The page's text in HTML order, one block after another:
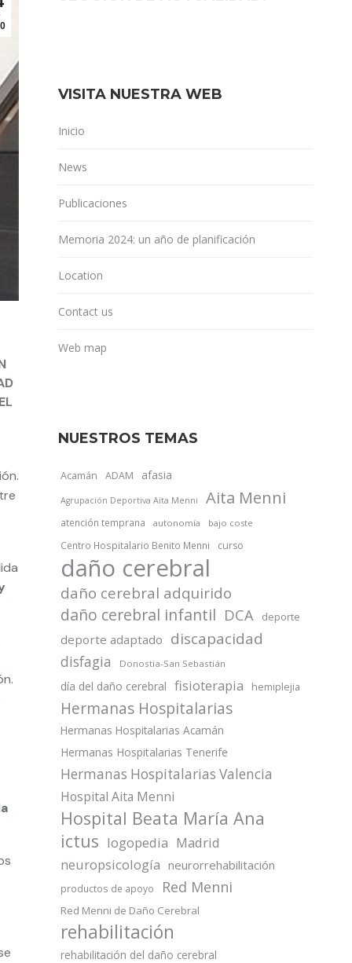
VISITA NUESTRA WEB
Inicio
News
Publicaciones
Memoria 2024: un año de planificación
Location
Contact us
Web map
NUESTROS TEMAS
Acamán ADAM afasia
Agrupación Deportiva Aita Menni Aita Menni
atención temprana autonomía bajo coste
Centro Hospitalario Benito Menni curso
daño cerebral
daño cerebral adquirido
daño cerebral infantil DCA deporte
deporte adaptado discapacidad
disfagia Donostia-San Sebastián
día del daño cerebral fisioterapia hemiplejia
Hermanas Hospitalarias
Hermanas Hospitalarias Acamán
Hermanas Hospitalarias Tenerife
Hermanas Hospitalarias Valencia
Hospital Aita Menni
Hospital Beata María Ana
ictus logopedia Madrid
neuropsicología neurorrehabilitación
productos de apoyo Red Menni
Red Menni de Daño Cerebral
rehabilitación
rehabilitación del daño cerebral